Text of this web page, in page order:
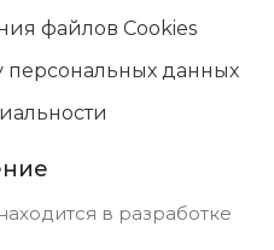
файлов Cookies
персональных данных
в разработке